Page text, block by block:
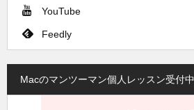
YouTube
Feedly
Macのマンツーマン個人レッスン受付中